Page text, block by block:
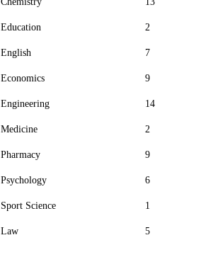
Education 2
English 7
Economics 9
Engineering 14
Medicine 2
Pharmacy 9
Psychology 6
Sport Science 1
Law 5